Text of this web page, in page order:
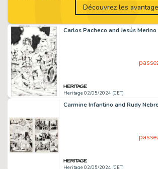
Heritage 02/05/2024 (CET)
Heritage 02/05/2024 (CET)
Découvrez les